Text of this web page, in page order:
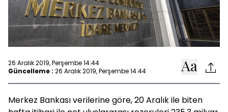
26 Aralık 2019, Perşembe 14:44
Güncelleme : 26 Aralık 2019, Perşembe 14:44
Merkez Bankası verilerine göre, 20 Aralık ile biten